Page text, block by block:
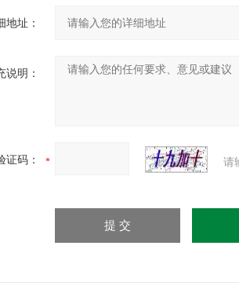
地址：
说明：
证码： 请